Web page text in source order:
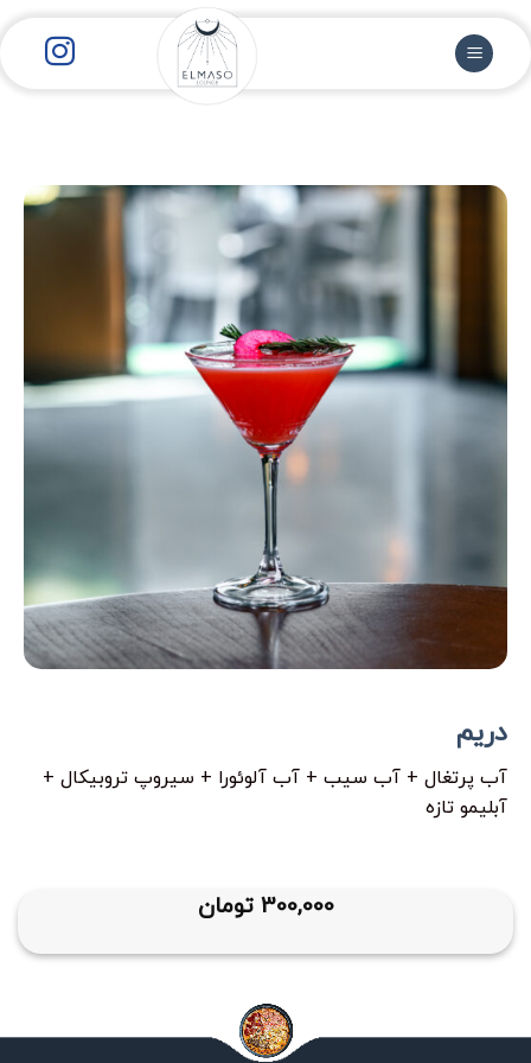
محتوا
دریم
آب پرتغال + آب سیب + آب آلوئورا + سیروپ تروبیکال +
آبلیمو تازه
300,000 تومان